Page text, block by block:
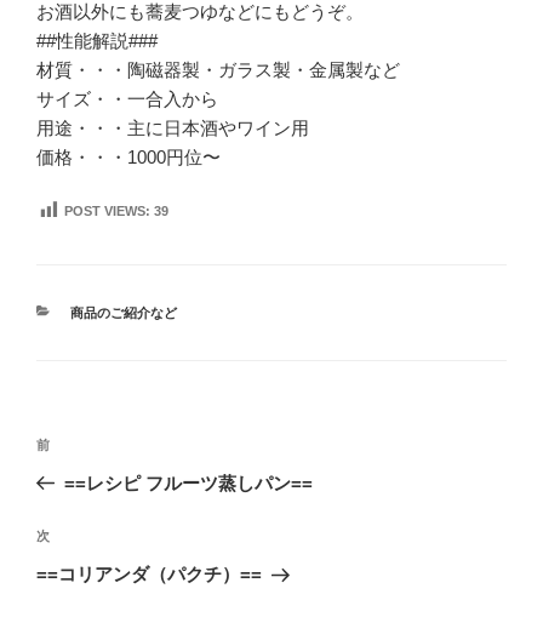
お酒以外にも蕎麦つゆなどにもどうぞ。
##性能解説###
材質・・・陶磁器製・ガラス製・金属製など
サイズ・・一合入から
用途・・・主に日本酒やワイン用
価格・・・1000円位〜
POST VIEWS: 39
カ
商品のご紹介など
投
ナ
ビ
ゲ
前
の
稿
前
==レシピ フルーツ蒸しパン==
次
次
==コリアンダ（パクチ）==